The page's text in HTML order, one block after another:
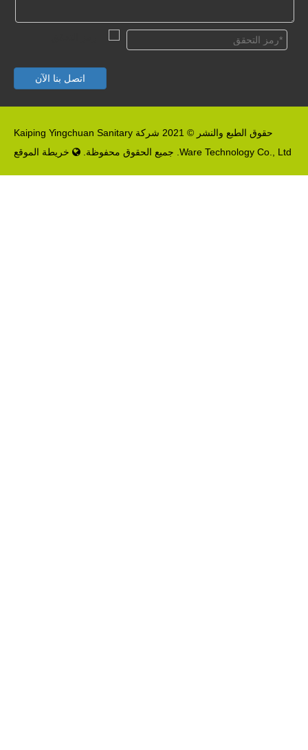
اتصل بنا الآن
حقوق الطبع والنشر © 2021 شركة Kaiping Yingchuan Sanitary
Ware Technology Co., Ltd. جميع الحقوق محفوظة.
 خريطة الموقع